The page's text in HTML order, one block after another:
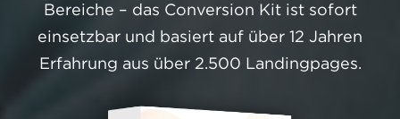
Bereiche – das Conversion Kit ist sofort
einsetzbar und basiert auf über 12 Jahren
Erfahrung aus über 2.500 Landingpages.